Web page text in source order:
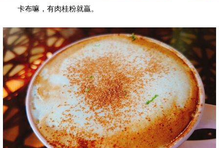
卡布嘛，有肉桂粉就贏。